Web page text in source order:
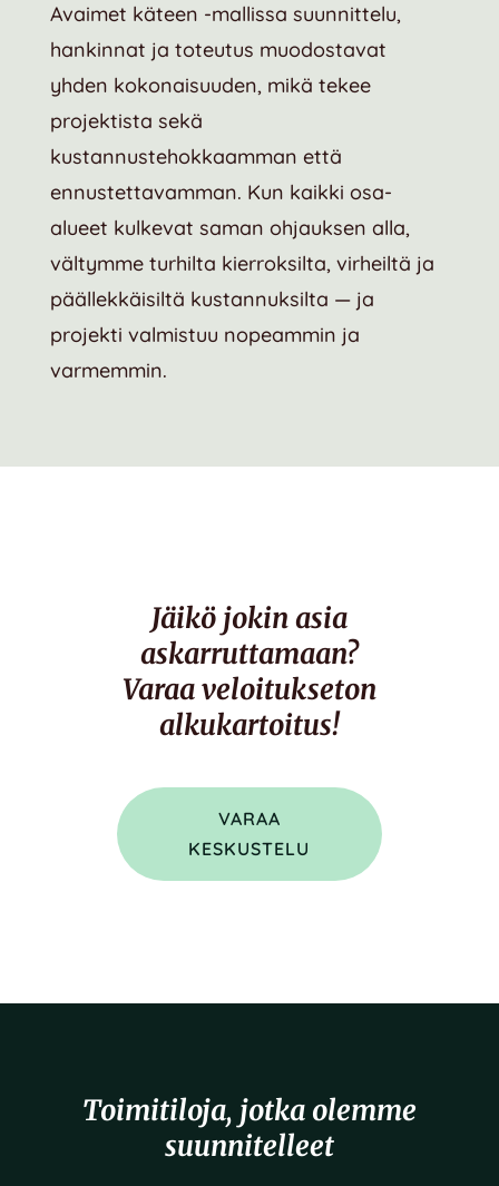
Avaimet käteen -mallissa suunnittelu,
hankinnat ja toteutus muodostavat
yhden kokonaisuuden, mikä tekee
projektista sekä
kustannustehokkaamman että
ennustettavamman. Kun kaikki osa-
alueet kulkevat saman ohjauksen alla,
vältymme turhilta kierroksilta, virheiltä ja
päällekkäisiltä kustannuksilta — ja
projekti valmistuu nopeammin ja
varmemmin.
Jäikö jokin asia
askarruttamaan?
Varaa veloitukseton
alkukartoitus!
VARAA
KESKUSTELU
Toimitiloja, jotka olemme
suunnitelleet